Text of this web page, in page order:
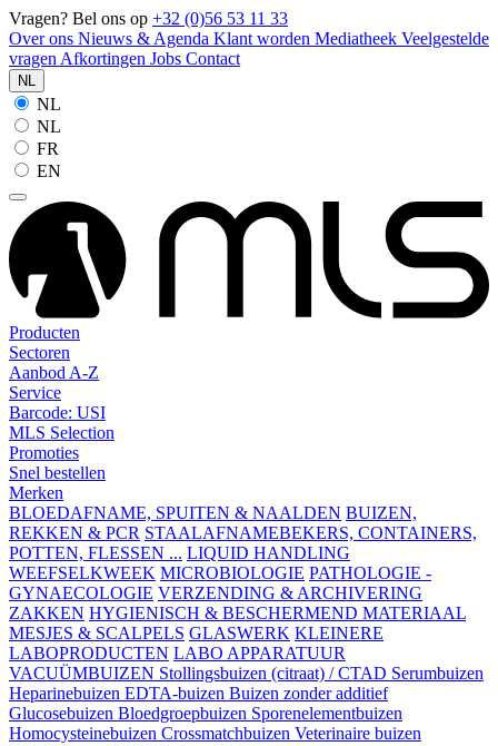
Vragen? Bel ons op +32 (0)56 53 11 33
Over ons Nieuws & Agenda Klant worden Mediatheek Veelgestelde
vragen Afkortingen Jobs Contact
NL
NL
NL
FR
EN
Producten
Sectoren
Aanbod A-Z
Service
Barcode: USI
MLS Selection
Promoties
Snel bestellen
Merken
BLOEDAFNAME, SPUITEN & NAALDEN BUIZEN,
REKKEN & PCR STAALAFNAMEBEKERS, CONTAINERS,
POTTEN, FLESSEN ... LIQUID HANDLING
WEEFSELKWEEK MICROBIOLOGIE PATHOLOGIE -
GYNAECOLOGIE VERZENDING & ARCHIVERING
ZAKKEN HYGIENISCH & BESCHERMEND MATERIAAL
MESJES & SCALPELS GLASWERK KLEINERE
LABOPRODUCTEN LABO APPARATUUR
VACUÜMBUIZEN Stollingsbuizen (citraat) / CTAD Serumbuizen
Heparinebuizen EDTA-buizen Buizen zonder additief
Glucosebuizen Bloedgroepbuizen Sporenelementbuizen
Homocysteinebuizen Crossmatchbuizen Veterinaire buizen